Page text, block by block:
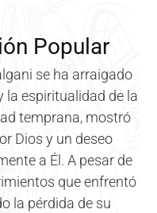
Popular
se ha arraigado
la espiritualidad de la
temprana, mostró
Dios y un deseo
a Él. A pesar de
que enfrentó
la pérdida de su